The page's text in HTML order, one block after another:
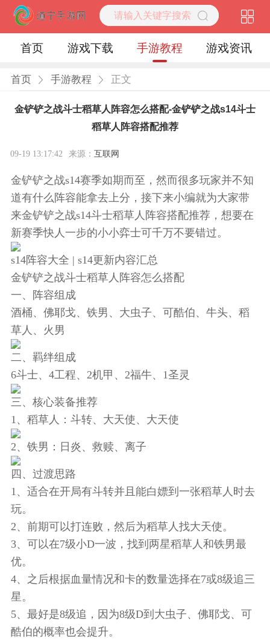
首页 游戏下载 手游教程 游戏资讯
首页 手游教程 正文
金铲铲之战斗士稻草人阵容怎么搭配-金铲铲之战s14斗士
稻草人阵容搭配推荐
09-19 13:17:42 来源： 互联网
金铲铲之战s14赛季如期而至，然而很多玩家并不知
道有什么阵容能拿去上分，接下来小编就为大家带
来金铲铲之战s14斗士稻草人阵容搭配推荐，想要在
新赛季快人一步的小小弈士可千万不要错过。
s14阵容大全 | s14更新内容汇总
金铲铲之战斗士稻草人阵容怎么搭配
一、阵容组成
酒桶、佛耶戈、铁男、大虫子、可酷伯、牛头、稻
草人、火男
二、羁绊组成
6斗士、4工程、2机甲、2福牛、1圣灵
三、核心装备推荐
1、稻草人：斗转、大天使、大天使
2、铁男：日炎、救赎、离子
四、过渡思路
1、适合在开局有斗转并且能白嫖到一张稻草人时去
玩。
2、前期可以打连败，然后为稻草人找大天使。
3、可以在7级小D一波，找到两星稻草人和铁男最
优。
4、之后根据血量情况和卡的数量选择在7或8级追三
星。
5、最好是8级追，因为8级D到大虫子、佛耶戈、可
酷伯的概率也会提升。